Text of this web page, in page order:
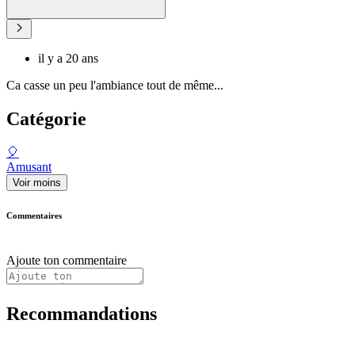
il y a 20 ans
Ca casse un peu l'ambiance tout de même...
Catégorie
🎈
Amusant
Voir moins
Commentaires
Ajoute ton commentaire
Recommandations